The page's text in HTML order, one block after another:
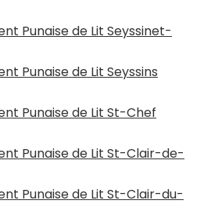
Punaise de Lit Seyssinet-
Punaise de Lit Seyssins
Punaise de Lit St-Chef
Punaise de Lit St-Clair-de-
Punaise de Lit St-Clair-du-